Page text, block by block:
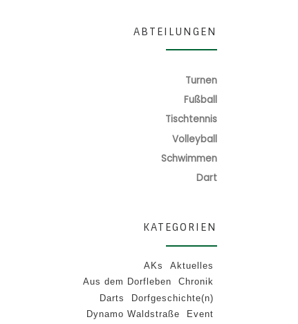
ABTEILUNGEN
Turnen
Fußball
Tischtennis
Volleyball
Schwimmen
Dart
KATEGORIEN
AKs
Aktuelles
Aus dem Dorfleben
Chronik
Darts
Dorfgeschichte(n)
Dynamo Waldstraße
Event